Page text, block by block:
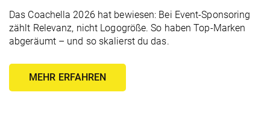
Das Coachella 2026 hat bewiesen: Bei Event-Sponsoring
zählt Relevanz, nicht Logogröße. So haben Top-Marken
abgeräumt – und so skalierst du das.
MEHR ERFAHREN